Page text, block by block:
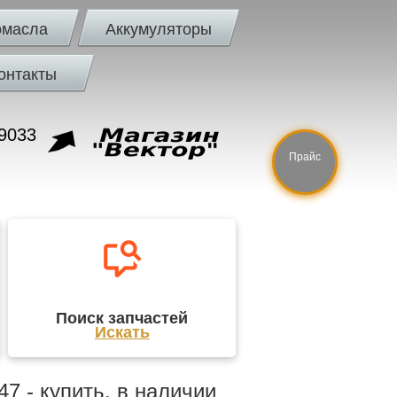
Аккумуляторы
Поиск запчастей
Искать
- купить, в наличии
Прайс